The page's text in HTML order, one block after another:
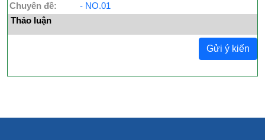
Chuyên đề:
- NO.01
Thảo luận
Gửi ý kiến